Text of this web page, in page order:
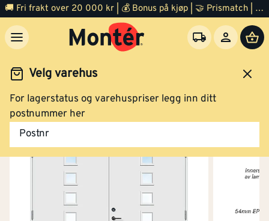
🚚 Fri frakt over 20 000 kr | 💰 Bonus på kjøp | 🤝 Prismatch | ⭐ 100% fornøyd garanti | 🏪 140 byggevarehus
Velg varehus
For lagerstatus og varehuspriser legg inn ditt
postnummer her
Postnr
Dør Ytterdør